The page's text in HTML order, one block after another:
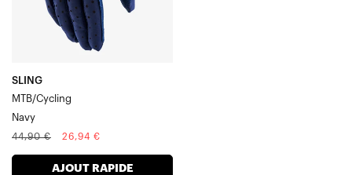
SLING
MTB/Cycling
Navy
Prix
44,90 €
Prix
26,94 €
AJOUT RAPIDE